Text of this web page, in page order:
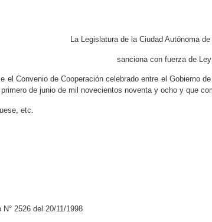
La Legislatura de la Ciudad Autónoma
sanciona con fuerza de Ley
el Convenio de Cooperación celebrado entre el Gobierno
de junio de mil novecientos noventa y ocho y que
etc.
2526 del 20/11/1998